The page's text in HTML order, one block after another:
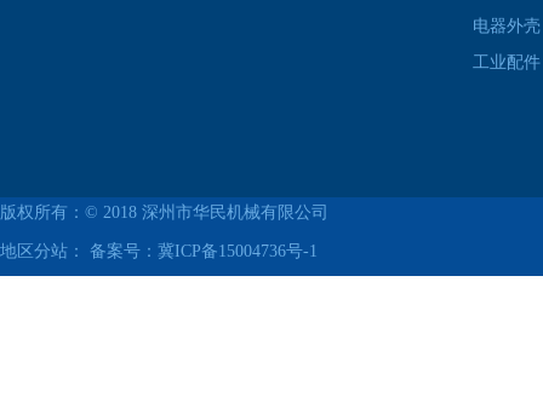
电器外壳
工业配件
版权所有：© 2018 深州市华民机械有限公司
地区分站： 备案号： 冀ICP备15004736号-1